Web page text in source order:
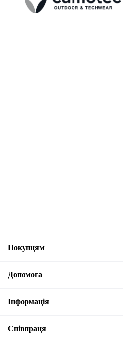
На куполі панами з обох боків
люверси для покращення вентиляції
спорядження для маскування або
Також зверху на куполі присутні
Для надійної фіксації при
Температурний режим:
Покупцям
Допомога
Інформація
Співпраця